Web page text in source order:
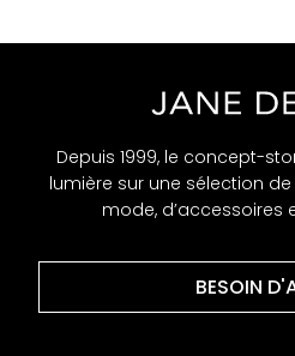
Depuis 1999, le concept-
lumière sur une sélection
mode, d’accessoires
BESOIN